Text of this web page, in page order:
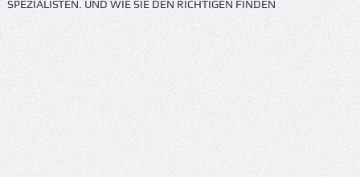
SPEZIALISTEN. UND WIE SIE DEN RICHTIGEN FINDEN